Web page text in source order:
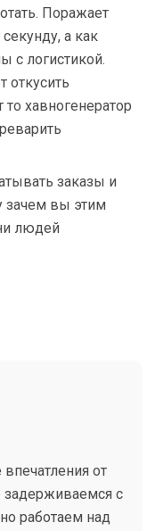
Поражает
а как
с логистикой.
откусить
хавногенератор
заказы и
зачем вы этим
людей
от
задерживаемся с
работаем над